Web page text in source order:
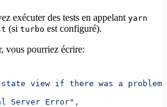
exécuter des tests en appelant yarn
(si turbo est configuré).
vous pourriez écrire:
view if there was a problem
Server Error" ,